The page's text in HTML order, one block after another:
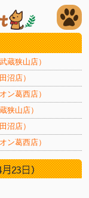
蔵狭山店）
沼店）
ン葛西店）
狭山店）
沼店）
ン葛西店）
蔵狭山店）
江店）
安店）
23日）